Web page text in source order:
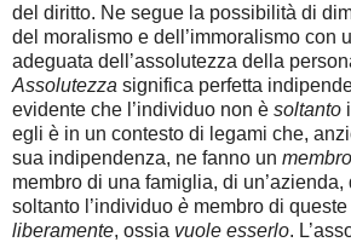
del diritto. Ne segue la possibilità di
del moralismo e dell’immoralismo con
adeguata dell’assolutezza della
Assolutezza significa perfetta
evidente che l’individuo non è soltanto
egli è in un contesto di legami che,
sua indipendenza, ne fanno un membro
membro di una famiglia, di
soltanto l’individuo è membro di
liberamente, ossia vuole esserlo.